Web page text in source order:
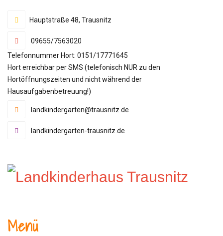
Hauptstraße 48, Trausnitz
09655/7563020
Telefonnummer Hort: 0151/17771645
Hort erreichbar per SMS (telefonisch NUR zu den
Hortöffnungszeiten und nicht während der
Hausaufgabenbetreuung!)
landkindergarten@trausnitz.de
landkindergarten-trausnitz.de
Menü